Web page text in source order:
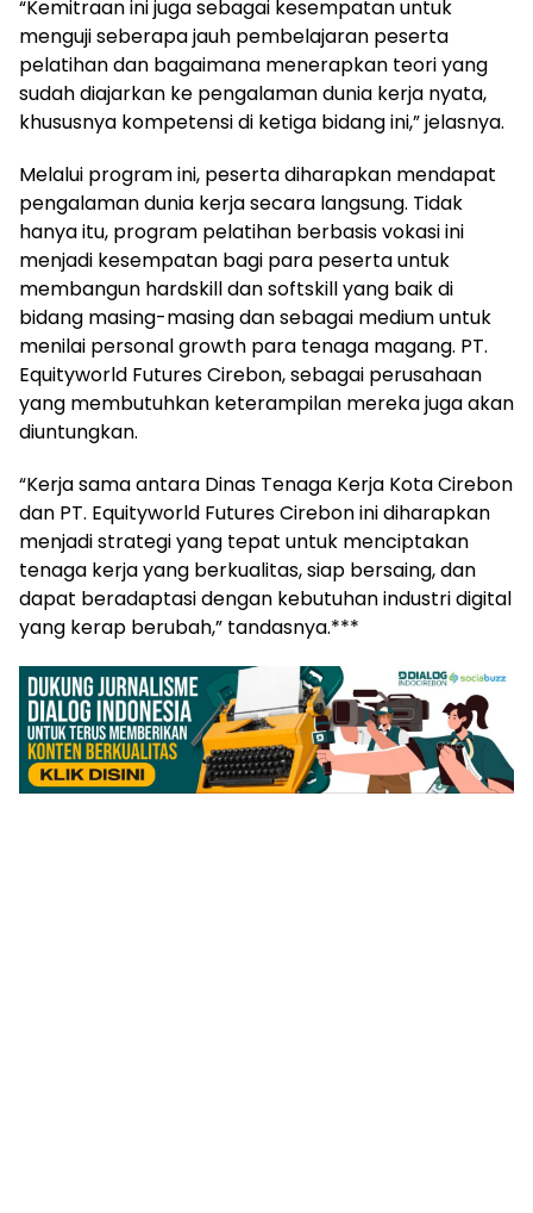
“Kemitraan ini juga sebagai kesempatan untuk
menguji seberapa jauh pembelajaran peserta
pelatihan dan bagaimana menerapkan teori yang
sudah diajarkan ke pengalaman dunia kerja nyata,
khususnya kompetensi di ketiga bidang ini,” jelasnya.
Melalui program ini, peserta diharapkan mendapat
pengalaman dunia kerja secara langsung. Tidak
hanya itu, program pelatihan berbasis vokasi ini
menjadi kesempatan bagi para peserta untuk
membangun hardskill dan softskill yang baik di
bidang masing-masing dan sebagai medium untuk
menilai personal growth para tenaga magang. PT.
Equityworld Futures Cirebon, sebagai perusahaan
yang membutuhkan keterampilan mereka juga akan
diuntungkan.
“Kerja sama antara Dinas Tenaga Kerja Kota Cirebon
dan PT. Equityworld Futures Cirebon ini diharapkan
menjadi strategi yang tepat untuk menciptakan
tenaga kerja yang berkualitas, siap bersaing, dan
dapat beradaptasi dengan kebutuhan industri digital
yang kerap berubah,” tandasnya.***